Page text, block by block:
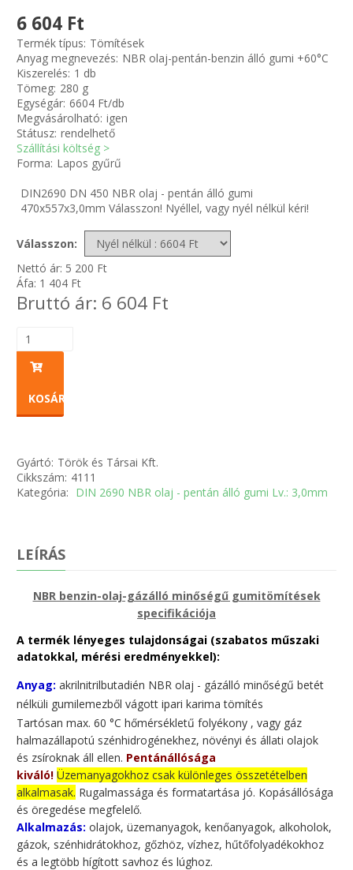
SIMÍTÓZÁRAS TASAK
ETETŐTÁL-TIPLI-GRANULÁTUM
KÖTÖZŐK-JELÖLŐK-IRATTARTÓK
TÖMLŐBILINCS
LEÉRTÉKELT-MARADÉK ANYAGOK
6 604 Ft
Termék típus: Tömítések
Anyag megnevezés: NBR olaj-pentán-benzin álló gumi +60°C
Kiszerelés: 1 db
Tömeg: 280 g
Egységár: 6604 Ft/db
Megvásárolható: igen
Státusz: rendelhető
Szállítási költség >
Forma: Lapos gyűrű
DIN2690 DN 450 NBR olaj - pentán álló gumi
470x557x3,0mm Válasszon! Nyéllel, vagy nyél nélkül kéri!
Válasszon:
Nettó ár: 5 200 Ft
Áfa: 1 404 Ft
Bruttó ár: 6 604 Ft
KOSÁRBA
Gyártó: Török és Társai Kft.
Cikkszám: 4111
Kategória: DIN 2690 NBR olaj - pentán álló gumi Lv.: 3,0mm
LEÍRÁS
NBR benzin-olaj-gázálló minőségű gumitömítések
specifikációja
A termék lényeges tulajdonságai (szabatos műszaki
adatokkal, mérési eredményekkel):
Anyag:akrilnitrilbutadién NBR olaj - gázálló minőségű betét
nélküli gumilemezből vágott ipari karima tömítés
Tartósan max. 60 °C hőmérsékletű folyékony , vagy gáz
halmazállapotú szénhidrogénekhez, növényi és állati olajok
és zsíroknak áll ellen. Pentánállósága
kiváló! Üzemanyagokhoz csak különleges összetételben
alkalmasak. Rugalmassága és formatartása jó. Kopásállósága
és öregedése megfelelő.
Alkalmazás: olajok, üzemanyagok, kenőanyagok, alkoholok,
gázok, szénhidrátokhoz, gőzhöz, vízhez, hűtőfolyadékokhoz
és a legtöbb hígított savhoz és lúghoz.